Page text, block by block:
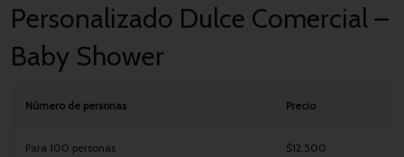
Personalizado Dulce Comercial –
Baby Shower
Número de personas Precio
Para 100 personas $12,500